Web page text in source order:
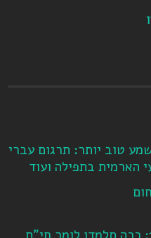
טוב יותר: תרגום עברי
הארמית בתפילה ועוד